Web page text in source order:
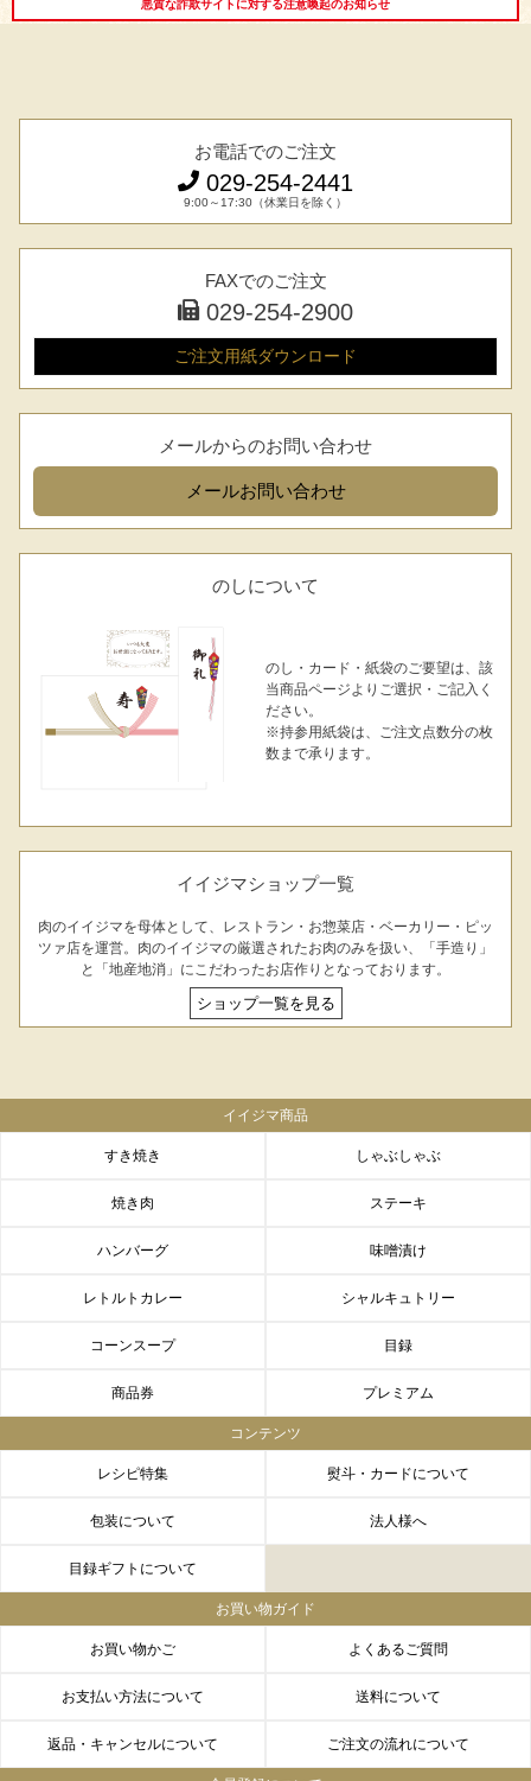
お中元ギフト
お中元ハムギフ
誕生日ギフト
結婚内祝い
長寿祝い 高級肉ギフト 法人ギフト
LINEギフト ふるさと納税
悪質な詐欺サイトに対する注意喚起のお知らせ
お電話でのご注文
029-254-2441
9:00～17:30（休業日を除く）
FAXでのご注文
029-254-2900
ご注文用紙ダウンロード
メールからのお問い合わせ
メールお問い合わせ
のしについて
のし・カード・紙袋のご要望は、該
当商品ページよりご選択・ご記入く
ださい。
※持参用紙袋は、ご注文点数分の枚
数まで承ります。
イイジマショップ一覧
肉のイイジマを母体として、レストラン・お惣菜店・ベーカリー・ピッ
ツァ店を運営。肉のイイジマの厳選されたお肉のみを扱い、「手造り」
と「地産地消」にこだわったお店作りとなっております。
ショップ一覧を見る
イイジマ商品
すき焼き しゃぶしゃぶ
焼き肉 ステーキ
ハンバーグ 味噌漬け
レトルトカレー シャルキュトリー
コーンスープ 目録
商品券 プレミアム
コンテンツ
レシピ特集 熨斗・カードについて
包装について 法人様へ
目録ギフトについて
お買い物ガイド
お買い物かご よくあるご質問
お支払い方法について 送料について
返品・キャンセルについて ご注文の流れについて